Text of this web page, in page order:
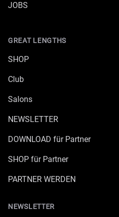
JOBS
GREAT LENGTHS
SHOP
Club
Salons
NEWSLETTER
DOWNLOAD für Partner
SHOP für Partner
PARTNER WERDEN
NEWSLETTER